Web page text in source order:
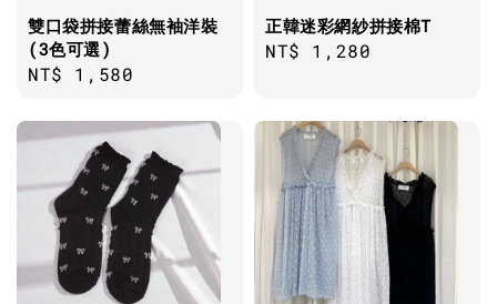
雙口袋拼接蕾絲無袖洋裝
(3色可選)
Regular
NT$ 1,580
正韓迷彩網紗拼接棉T
Regular
NT$ 1,280